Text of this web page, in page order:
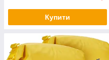
Купити